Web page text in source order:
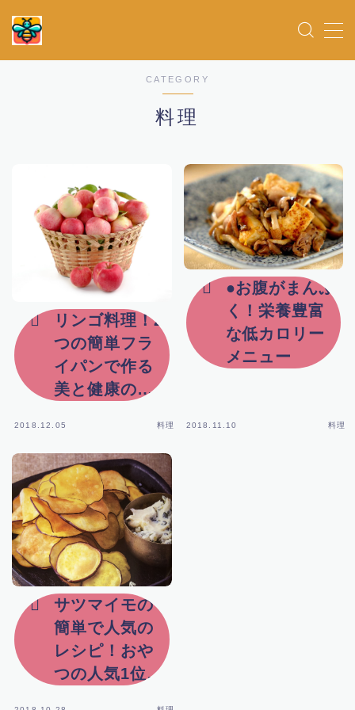
MENU
お得情報
俳優
アイドル
ドラマ
YouTube
科捜研の女
男はつらいよ
ハワイ情報
男性歌手
人生楽しむ方法
グルメ
CATEGORY
料理
リンゴ料理！2
つの簡単フラ
イパンで作る
美と健康のレ
2018.12.05 料理
●お腹がまんぷ
く！栄養豊富
な低カロリー
メニュー
2018.11.10 料理
サツマイモの
簡単で人気の
レシピ！おや
つの人気1位確